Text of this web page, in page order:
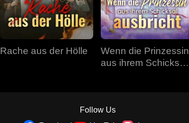
Rache aus der Hölle
Wenn die Prinzessin
aus ihrem Schicksal
Follow Us